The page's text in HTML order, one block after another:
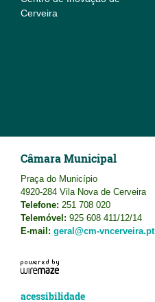
Cerveira
Câmara Municipal
Praça do Município
4920-284 Vila Nova de Cerveira
Telefone: 251 708 020
Telemóvel: 925 608 411/12/14
E-mail: geral@cm-vncerveira.pt
acessibilidade